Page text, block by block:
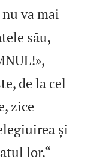
va mai
său,
de la cel
zice
și
lor.“